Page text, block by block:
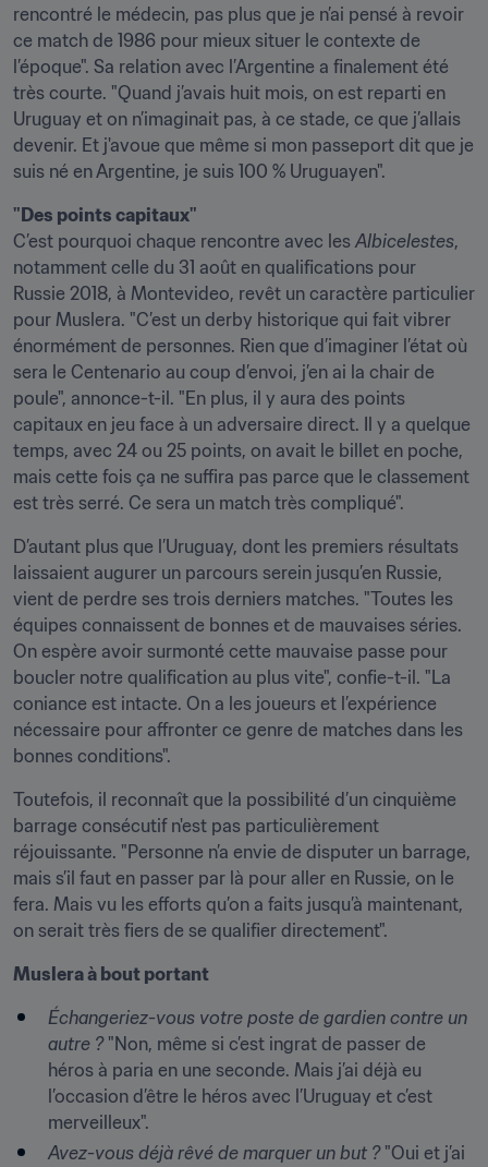
rencontré le médecin, pas plus que je n’ai pensé à revoir
ce match de 1986 pour mieux situer le contexte de
l’époque". Sa relation avec l’Argentine a finalement été
très courte. "Quand j’avais huit mois, on est reparti en
Uruguay et on n’imaginait pas, à ce stade, ce que j’allais
devenir. Et j'avoue que même si mon passeport dit que je
suis né en Argentine, je suis 100 % Uruguayen".
"Des points capitaux"
C’est pourquoi chaque rencontre avec les Albicelestes,
notamment celle du 31 août en qualifications pour
Russie 2018, à Montevideo, revêt un caractère particulier
pour Muslera. "C’est un derby historique qui fait vibrer
énormément de personnes. Rien que d’imaginer l’état où
sera le Centenario au coup d’envoi, j’en ai la chair de
poule", annonce-t-il. "En plus, il y aura des points
capitaux en jeu face à un adversaire direct. Il y a quelque
temps, avec 24 ou 25 points, on avait le billet en poche,
mais cette fois ça ne suffira pas parce que le classement
est très serré. Ce sera un match très compliqué".
D’autant plus que l’Uruguay, dont les premiers résultats
laissaient augurer un parcours serein jusqu’en Russie,
vient de perdre ses trois derniers matches. "Toutes les
équipes connaissent de bonnes et de mauvaises séries.
On espère avoir surmonté cette mauvaise passe pour
boucler notre qualification au plus vite", confie-t-il. "La
coniance est intacte. On a les joueurs et l’expérience
nécessaire pour affronter ce genre de matches dans les
bonnes conditions".
Toutefois, il reconnaît que la possibilité d’un cinquième
barrage consécutif n'est pas particulièrement
réjouissante. "Personne n’a envie de disputer un barrage,
mais s’il faut en passer par là pour aller en Russie, on le
fera. Mais vu les efforts qu’on a faits jusqu’à maintenant,
on serait très fiers de se qualifier directement".
Muslera à bout portant
Échangeriez-vous votre poste de gardien contre un
autre ? "Non, même si c’est ingrat de passer de
héros à paria en une seconde. Mais j’ai déjà eu
l’occasion d’être le héros avec l’Uruguay et c’est
merveilleux".
Avez-vous déjà rêvé de marquer un but ? "Oui et j’ai